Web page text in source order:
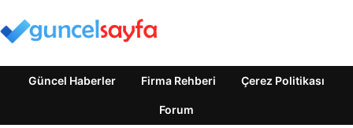
Güncel Haberler Firma Rehberi Çerez Politikası
Forum